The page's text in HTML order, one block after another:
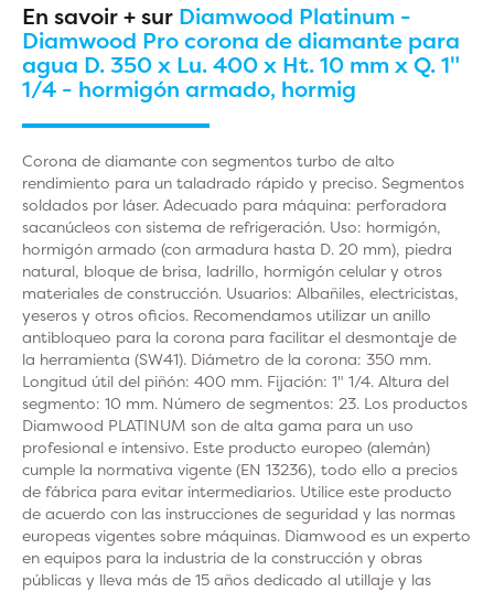
En savoir + sur Diamwood Platinum -
Diamwood Pro corona de diamante para
agua D. 350 x Lu. 400 x Ht. 10 mm x Q. 1"
1/4 - hormigón armado, hormig
Corona de diamante con segmentos turbo de alto
rendimiento para un taladrado rápido y preciso. Segmentos
soldados por láser. Adecuado para máquina: perforadora
sacanúcleos con sistema de refrigeración. Uso: hormigón,
hormigón armado (con armadura hasta D. 20 mm), piedra
natural, bloque de brisa, ladrillo, hormigón celular y otros
materiales de construcción. Usuarios: Albañiles, electricistas,
yeseros y otros oficios. Recomendamos utilizar un anillo
antibloqueo para la corona para facilitar el desmontaje de
la herramienta (SW41). Diámetro de la corona: 350 mm.
Longitud útil del piñón: 400 mm. Fijación: 1" 1/4. Altura del
segmento: 10 mm. Número de segmentos: 23. Los productos
Diamwood PLATINUM son de alta gama para un uso
profesional e intensivo. Este producto europeo (alemán)
cumple la normativa vigente (EN 13236), todo ello a precios
de fábrica para evitar intermediarios. Utilice este producto
de acuerdo con las instrucciones de seguridad y las normas
europeas vigentes sobre máquinas. Diamwood es un experto
en equipos para la industria de la construcción y obras
públicas y lleva más de 15 años dedicado al utillaje y las